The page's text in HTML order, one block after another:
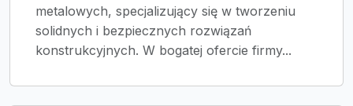
metalowych, specjalizujący się w tworzeniu
solidnych i bezpiecznych rozwiązań
konstrukcyjnych. W bogatej ofercie firmy...